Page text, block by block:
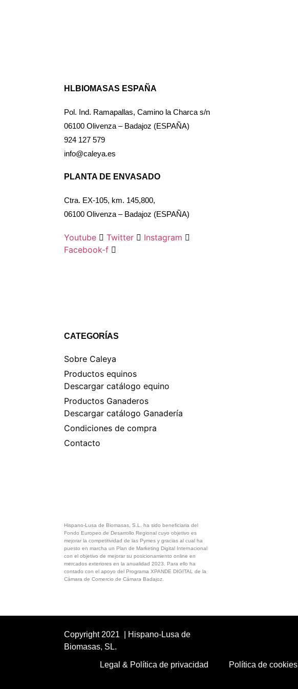
HLBIOMASAS ESPAÑA
Pol. Ind. Ramapallas, Camino la Charca s/n
06100 Olivenza – Badajoz (ESPAÑA)
924 127 579
info@caleya.es
PLANTA DE ENVASADO
Ctra. EX-105, km. 145,800,
06100 Olivenza – Badajoz (ESPAÑA)
Youtube Twitter
Instagram
Facebook-f
CATEGORÍAS
Sobre Caleya
Productos equinos
Descargar catálogo equino
Productos Ganaderos
Descargar catálogo Ganadería
Condiciones de compra
Contacto
Hispano-Lusa de Biomasas, S.L. ha sido beneficiaria del
Fondo Europeo de Desarrollo Regional cuyo objetivo es
mejorar la competitividad de las Pymes y gracias al cual ha
puesto en marcha un Plan de Marketing Digital Internacional
con el objetivo de mejorar su posicionamiento online en
mercados exteriores en la anualidad 2023. Para ello ha
contado con el apoyo del Programa XPANDE DIGITAL de la
Cámara de Comercio de Cámara Badajoz.
Copyright 2021 | Hispano-Lusa de
Biomasas, SL.
Legal & Política de privacidad Política de cookies